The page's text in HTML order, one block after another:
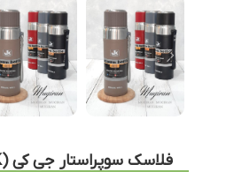
فلاسک سوپراستار جی کی (JK) 750 میلی لیتر